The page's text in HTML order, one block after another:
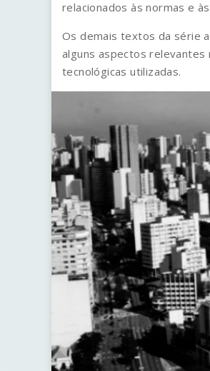
relacionados às normas e
Os demais textos da série
alguns aspectos
tecnológicas utilizadas.